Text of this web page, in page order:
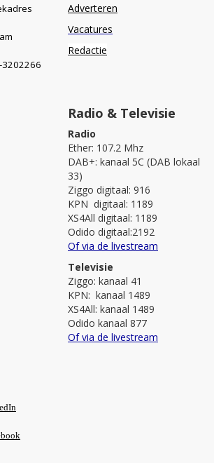
Adverteren
Vacatures
Redactie
Radio & Televisie
Radio
Ether: 107.2 Mhz
DAB+: kanaal 5C (DAB lokaal
33)
Ziggo digitaal: 916
KPN digitaal: 1189
XS4All digitaal: 1189
Odido digitaal:2192
Of via de livestream
Televisie
Ziggo: kanaal 41
KPN: kanaal 1489
XS4All: kanaal 1489
Odido kanaal 877
Of via de livestream